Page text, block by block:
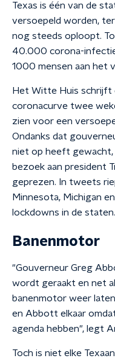
Texas is één van de
versoepeld worden,
nog steeds oploopt.
40.000 corona-
1000 mensen aan het
Het Witte Huis schrijft
coronacurve twee
zien voor een
Ondanks dat
niet op heeft gewacht,
bezoek aan president
geprezen. In tweets
Minnesota, Michigan
lockdowns in de staten.
Banenmotor
"Gouverneur Greg
wordt geraakt en net
banenmotor weer
en Abbott elkaar
agenda hebben", legt
Toch is niet elke